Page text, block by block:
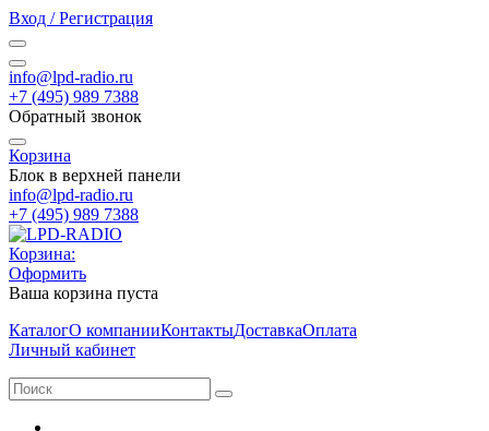
Вход / Регистрация
info@lpd-radio.ru
+7 (495) 989 7388
Обратный звонок
Корзина
Блок в верхней панели
info@lpd-radio.ru
+7 (495) 989 7388
Корзина:
Оформить
Ваша корзина пуста
КаталогО компанииКонтактыДоставкаОплата
Личный кабинет